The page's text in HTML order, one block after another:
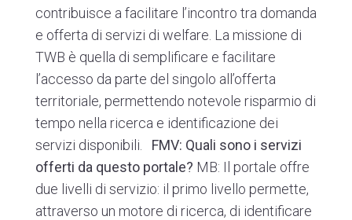
contribuisce a facilitare l’incontro tra domanda
e offerta di servizi di welfare. La missione di
TWB è quella di semplificare e facilitare
l’accesso da parte del singolo all’offerta
territoriale, permettendo notevole risparmio di
tempo nella ricerca e identificazione dei
servizi disponibili. FMV: Quali sono i servizi
offerti da questo portale? MB: Il portale offre
due livelli di servizio: il primo livello permette,
attraverso un motore di ricerca, di identificare